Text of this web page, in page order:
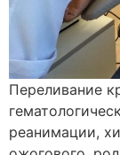
Переливание
реанимации,